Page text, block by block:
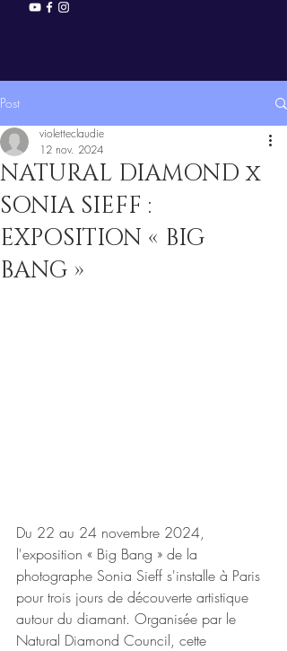
Post
NATURAL DIAMOND x
SONIA SIEFF :
EXPOSITION « BIG
BANG »
violetteclaudie
12 nov. 2024
Du 22 au 24 novembre 2024,
l'exposition « Big Bang » de la
photographe Sonia Sieff s'installe à Paris
pour trois jours de découverte artistique
autour du diamant. Organisée par le
Natural Diamond Council, cette